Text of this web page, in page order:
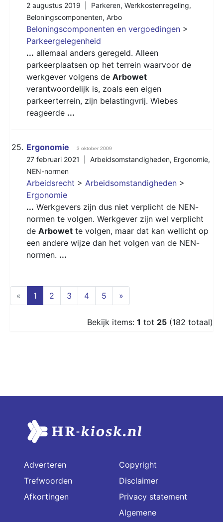
2 augustus 2019 | Parkeren, Werkkostenregeling,
Beloningscomponenten, Arbo
Beloningscomponenten en vergoedingen >
Parkeergelegenheid
... allemaal anders geregeld. Alleen
parkeerplaatsen op het terrein waarvoor de
werkgever volgens de Arbowet
verantwoordelijk is, zoals een eigen
parkeerterrein, zijn belastingvrij. Wiebes
reageerde ...
25. Ergonomie 3 oktober 2009
27 februari 2021 | Arbeidsomstandigheden, Ergonomie,
NEN-normen
Arbeidsrecht > Arbeidsomstandigheden >
Ergonomie
... Werkgevers zijn dus niet verplicht de NEN-
normen te volgen. Werkgever zijn wel verplicht
de Arbowet te volgen, maar dat kan wellicht op
een andere wijze dan het volgen van de NEN-
normen. ...
« 1 (current)
2 3 4 5 »
Bekijk items: 1 tot 25 (182 totaal)
Adverteren
Trefwoorden
Afkortingen
Copyright
Disclaimer
Privacy statement
Algemene